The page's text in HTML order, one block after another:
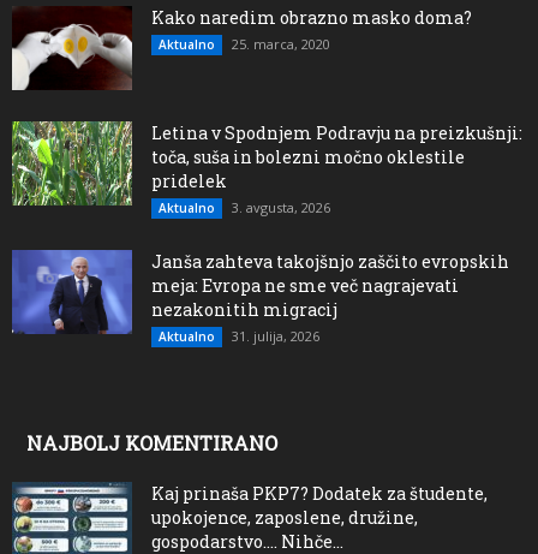
Kako naredim obrazno masko doma?
Aktualno 25. marca, 2020
Letina v Spodnjem Podravju na preizkušnji:
toča, suša in bolezni močno oklestile
pridelek
Aktualno 3. avgusta, 2026
Janša zahteva takojšnjo zaščito evropskih
meja: Evropa ne sme več nagrajevati
nezakonitih migracij
Aktualno 31. julija, 2026
NAJBOLJ KOMENTIRANO
Kaj prinaša PKP7? Dodatek za študente,
upokojence, zaposlene, družine,
gospodarstvo…. Nihče...